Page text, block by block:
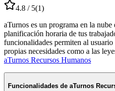
4.8 / 5(1)
aTurnos es un programa en la nube
planificación horaria de tus
funcionalidades permiten al
propias necesidades como a las
aTurnos Recursos Humanos
Funcionalidades de aTurnos